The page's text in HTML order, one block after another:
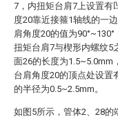
7，内扭矩台肩7上设置有
度20靠近接箍1轴线的一
肩角度20的值为
扭矩台肩7与楔形内螺纹5
面26的长度为1.5~5.0mm
台肩角度20的顶点处设置
的半径为0.5~2.5mm。
如图5所示，管体2、28